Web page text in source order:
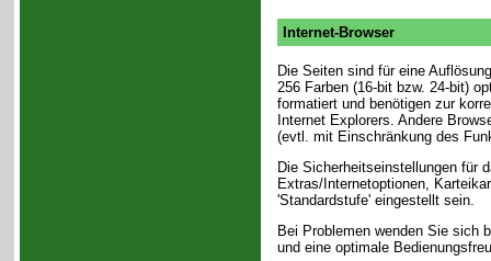
Internet-Browser
Die Seiten sind für eine
256 Farben (16-bit bzw. 24-bit)
formatiert und benötigen zur
Internet Explorers. Andere
(evtl. mit Einschränkung des
Die Sicherheitseinstellungen für
Extras/Internetoptionen,
'Standardstufe' eingestellt sein.
Bei Problemen wenden Sie sich
und eine optimale